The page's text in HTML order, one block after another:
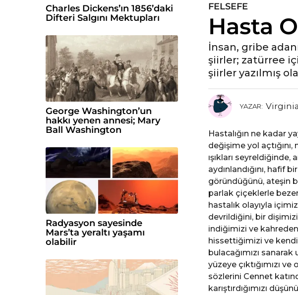
5
y
l
n
c
5
y
l
ö
n
c
e
FELSEFE
Hasta
İnsan, gribe
şiirler; zatürree
şiirler yazılmış
YAZAR:
Hastalığın ne kadar
değişime yol açtığını,
ışıkları
aydınlandığını, hafif
göründüğünü, ateşin
parlak çiçeklerle
hastalık olayıyla
devrildiğini, bir
indiğimizi ve kahreden
hissettiğimizi ve
bulacağımızı
yüzeye çıktığımızı ve
sözlerini Cennet
karıştırdığımızı
Charles Dickens’ın 1856’daki
Difteri Salgını Mektupları
George Washington’un
hakkı yenen annesi; Mary
Ball Washington
Radyasyon sayesinde
Mars’ta yeraltı yaşamı
olabilir